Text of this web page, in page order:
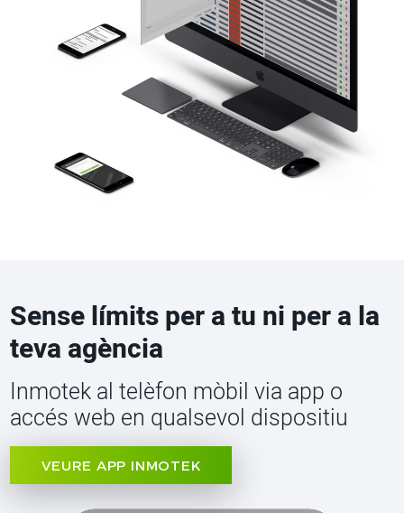
Sense límits per a tu ni per a la
teva agència
Inmotek al telèfon mòbil via app o
accés web en qualsevol dispositiu
VEURE APP INMOTEK